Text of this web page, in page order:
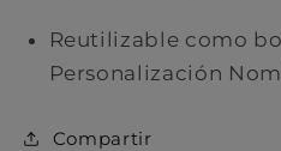
Reutilizable como
Personalización
C ompartir